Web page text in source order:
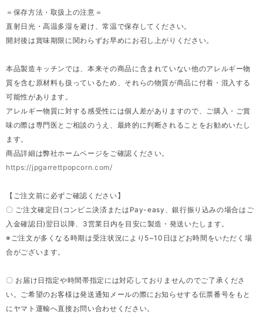
＝保存方法・取扱上の注意＝
直射日光・高温多湿を避け、常温で保存してください。
開封後は賞味期限に関わらずお早めにお召し上がりください。
本品製造キッチンでは、本来その商品に含まれていない他のアレルギー物
質を含む原材料も扱っているため、それらの物質が商品に付着・混入する
可能性があります。
アレルギー物質に対する感受性には個人差がありますので、ご購入・ご賞
味の際は専門医とご相談のうえ、最終的に判断されることをお勧めいたし
ます。
商品詳細は弊社ホームページをご確認ください。
https://jpgarrettpopcorn.com/
【ご注文前に必ずご確認ください】
〇 ご注文確定日(コンビニ決済またはPay-easy、銀行振り込みの場合はご
入金確認日)翌日以降、3営業日内を目安に製造・発送いたします。
※ご注文が多くなる時期は受注状況により5~10日ほどお時間をいただく場
合がございます。
〇 お届け日指定や時間帯指定には対応しておりませんのでご了承くださ
い。ご希望のお客様は発送通知メールの際にお知らせする伝票番号をもと
にヤマト運輸へ直接お問い合わせください。